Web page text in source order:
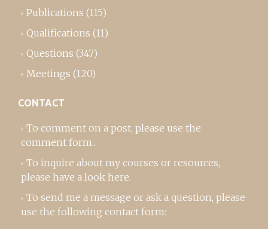
Publications (115)
Qualifications (11)
Questions (347)
Meetings (120)
CONTACT
To comment on a post, please use the
comment form..
To inquire about my courses or resources,
please have a look here.
To send me a message or ask a question, please
use the following contact form: